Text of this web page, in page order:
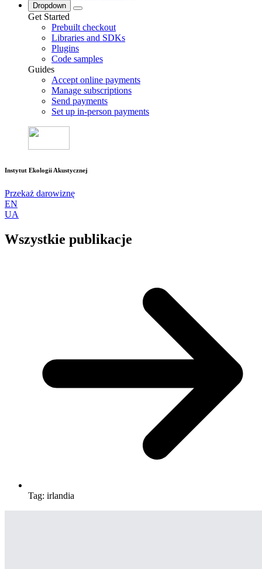
Dropdown
Get Started
Prebuilt checkout
Libraries and SDKs
Plugins
Code samples
Guides
Accept online payments
Manage subscriptions
Send payments
Set up in-person payments
Instytut Ekologii Akustycznej
Przekaż darowiznę
EN
UA
Wszystkie publikacje
Tag: irlandia